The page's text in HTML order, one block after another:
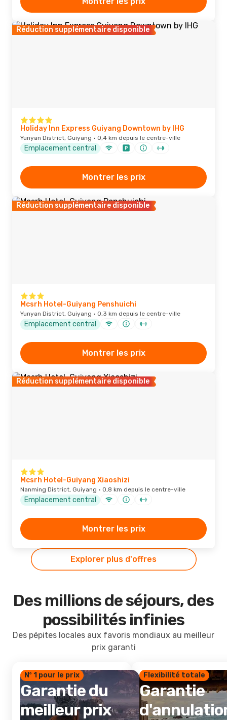
Réduction supplémentaire disponible
Holiday Inn Express Guiyang Downtown by IHG
Yunyan District, Guiyang · 0,4 km depuis le centre-ville
Emplacement central
Montrer les prix
Réduction supplémentaire disponible
Mcsrh Hotel-Guiyang Penshuichi
Yunyan District, Guiyang · 0,3 km depuis le centre-ville
Emplacement central
Montrer les prix
Réduction supplémentaire disponible
Mcsrh Hotel-Guiyang Xiaoshizi
Nanming District, Guiyang · 0,8 km depuis le centre-ville
Emplacement central
Montrer les prix
Explorer plus d'offres
Des millions de séjours, des
possibilités infinies
Des pépites locales aux favoris mondiaux au meilleur
prix garanti
Nº 1 pour le prix
Garantie du
meilleur prix
Flexibilité totale
Garantie